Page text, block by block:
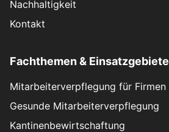
Nachhaltigkeit
Kontakt
Fachthemen & Einsatzgebiete
Mitarbeiterverpflegung für Firmen
Gesunde Mitarbeiterverpflegung
Kantinenbewirtschaftung